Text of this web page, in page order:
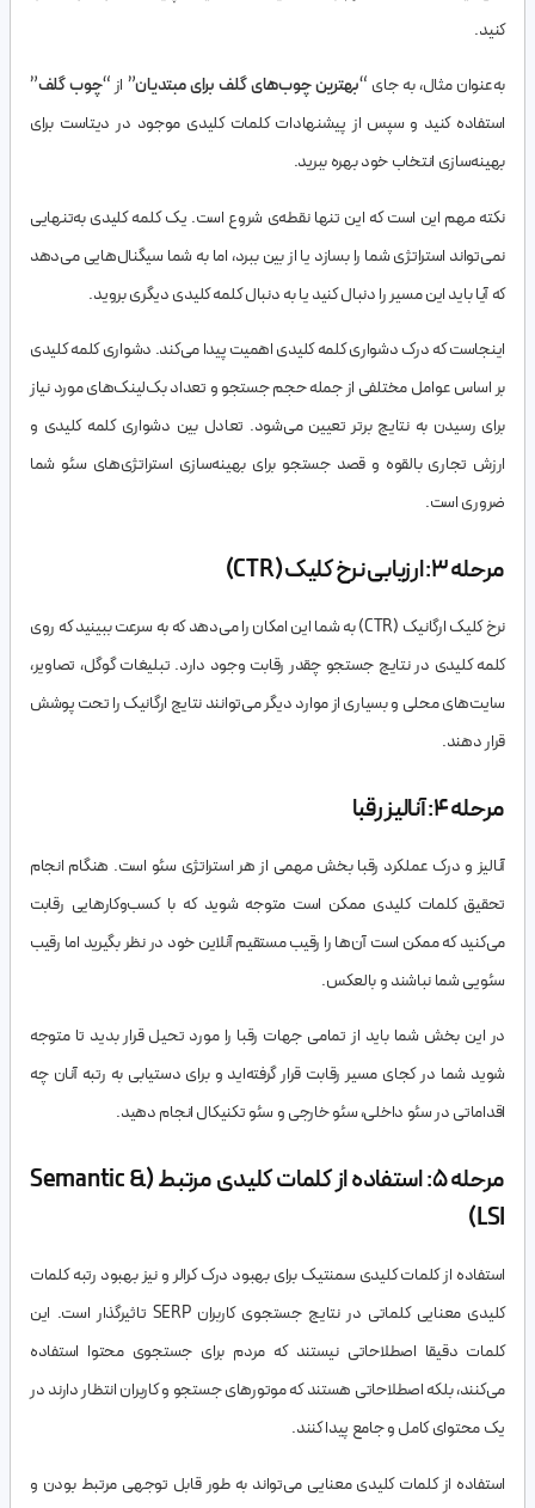
کنید.
به‌عنوان مثال، به جای “بهترین چوب‌های گلف برای مبتدیان” از “چوب گلف”
استفاده کنید و سپس از پیشنهادات کلمات کلیدی موجود در دیتاست برای
بهینه‌سازی انتخاب خود بهره ببرید.
نکته مهم این است که این تنها نقطه‌ی شروع است. یک کلمه کلیدی به‌تنهایی
نمی‌تواند استراتژی شما را بسازد یا از بین ببرد، اما به شما سیگنال‌هایی می‌دهد
که آیا باید این مسیر را دنبال کنید یا به دنبال کلمه کلیدی دیگری بروید.
اینجاست که درک دشواری کلمه کلیدی اهمیت پیدا می‌کند. دشواری کلمه کلیدی
بر اساس عوامل مختلفی از جمله حجم جستجو و تعداد بک‌لینک‌های مورد نیاز
برای رسیدن به نتایج برتر تعیین می‌شود. تعادل بین دشواری کلمه کلیدی و
ارزش تجاری بالقوه و قصد جستجو برای بهینه‌سازی استراتژی‌های سئو شما
ضروری است.
مرحله 3: ارزیابی نرخ کلیک (CTR)
نرخ کلیک ارگانیک (CTR) به شما این امکان را می‌دهد که به سرعت ببینید که روی
کلمه کلیدی در نتایج جستجو چقدر رقابت وجود دارد. تبلیغات گوگل، تصاویر،
سایت‌های محلی و بسیاری از موارد دیگر می‌توانند نتایج ارگانیک را تحت پوشش
قرار دهند.
مرحله 4: آنالیز رقبا
آنالیز و درک عملکرد رقبا بخش مهمی از هر استراتژی سئو است. هنگام انجام
تحقیق کلمات کلیدی ممکن است متوجه شوید که با کسب‌وکارهایی رقابت
می‌کنید که ممکن است آن‌ها را رقیب مستقیم آنلاین خود در نظر بگیرید اما رقیب
سئویی شما نباشند و بالعکس.
در این بخش شما باید از تمامی جهات رقبا را مورد تحیل قرار بدید تا متوجه
شوید شما در کجای مسیر رقابت قرار گرفته‌اید و برای دستیابی به رتبه آنان چه
اقداماتی در سئو داخلی، سئو خارجی و سئو تکنیکال انجام دهید.
مرحله 5: استفاده از کلمات کلیدی مرتبط (Semantic &
LSI)
استفاده از کلمات کلیدی سمنتیک برای بهبود درک کرالر و نیز بهبود رتبه کلمات
کلیدی معنایی کلماتی در نتایج جستجوی کاربران SERP تاثیرگذار است. این
کلمات دقیقا اصطلاحاتی نیستند که مردم برای جستجوی محتوا استفاده
می‌کنند، بلکه اصطلاحاتی هستند که موتورهای جستجو و کاربران انتظار دارند در
یک محتوای کامل و جامع پیدا کنند.
استفاده از کلمات کلیدی معنایی می‌تواند به طور قابل توجهی مرتبط بودن و